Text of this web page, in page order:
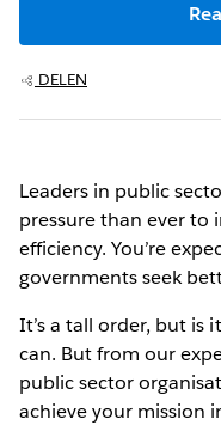
DELEN
Leaders in public
pressure than ever to
efficiency. You’re
governments seek
It’s a tall order, but is
can. But from our
public sector
achieve your mission